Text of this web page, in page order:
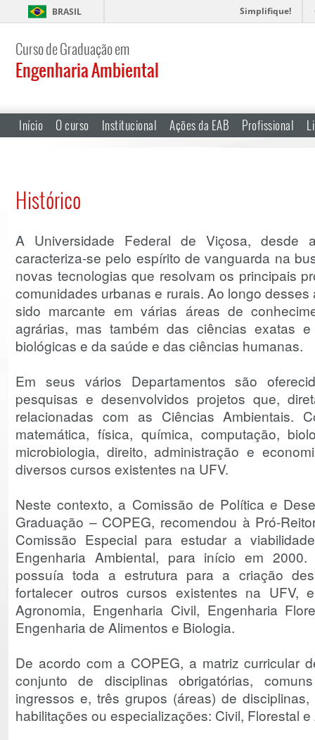
BRASIL Simplifique!
Curso de Graduação em
Engenharia Ambiental
Início O curso Institucional Ações da EAB Profissional
Histórico
A Universidade Federal de Viçosa, desde
caracteriza-se pelo espírito de vanguarda na
novas tecnologias que resolvam os principais
comunidades urbanas e rurais. Ao longo
sido marcante em várias áreas de
agrárias, mas também das ciências exatas
biológicas e da saúde e das ciências humanas.
Em seus vários Departamentos são
pesquisas e desenvolvidos projetos que,
relacionadas com as Ciências Ambientais.
matemática, física, química, computação,
microbiologia, direito, administração e
diversos cursos existentes na UFV.
Neste contexto, a Comissão de Política e
Graduação – COPEG, recomendou à Pró-
Comissão Especial para estudar a
Engenharia Ambiental, para início em
possuía toda a estrutura para a criação
fortalecer outros cursos existentes na UFV,
Agronomia, Engenharia Civil, Engenharia
Engenharia de Alimentos e Biologia.
De acordo com a COPEG, a matriz curricular
conjunto de disciplinas obrigatórias,
ingressos e, três grupos (áreas) de
habilitações ou especializações: Civil, Florestal